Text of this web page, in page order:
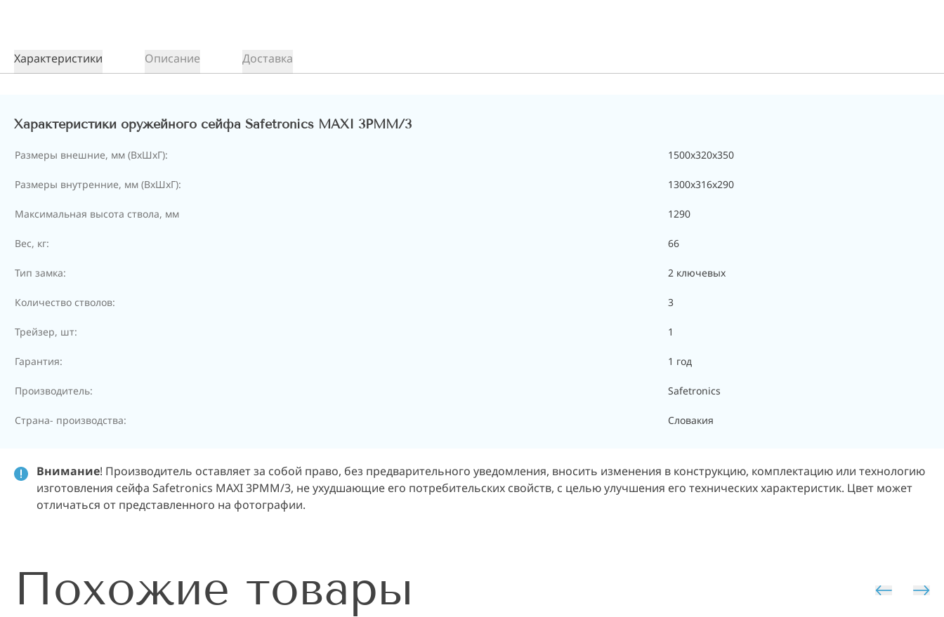
Характеристики Описание Доставка
Характеристики оружейного сейфа Safetronics MAXI 3PMM/3
Размеры внешние, мм (ВхШхГ): 1500x320x350
Размеры внутренние, мм (ВхШхГ): 1300x316x290
Максимальная высота ствола, мм 1290
Вес, кг: 66
Тип замка: 2 ключевых
Количество стволов: 3
Трейзер, шт: 1
Гарантия: 1 год
Производитель: Safetronics
Страна- производства: Словакия
Внимание! Производитель оставляет за собой право, без предварительного уведомления, вносить изменения в конструкцию, комплектацию или технологию
изготовления сейфа Safetronics MAXI 3PMM/3, не ухудшающие его потребительских свойств, с целью улучшения его технических характеристик. Цвет может
отличаться от представленного на фотографии.
Похожие товары